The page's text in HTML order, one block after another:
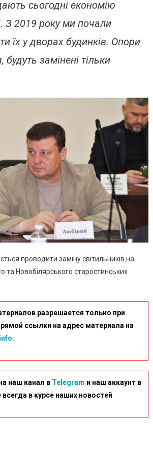
сьогодні економію
З 2019 року ми почали
їх у дворах будинків. Опори
замінені тільки
проводити заміну світильників на
та Новобілярського старостинських
разрешается только при
ссылки на адрес материала на
наш канал в Telegram и наш аккаунт в
всегда в курсе наших новостей